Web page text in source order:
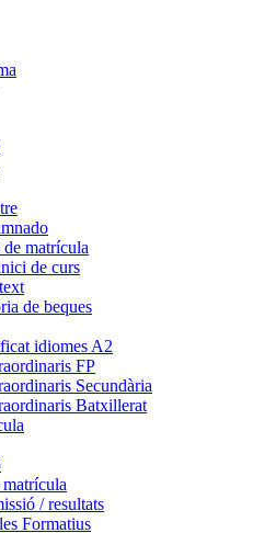
matrícula
de curs
de beques
idiomes A2
FP
Secundària
Batxillerat
/ resultats
Formatius